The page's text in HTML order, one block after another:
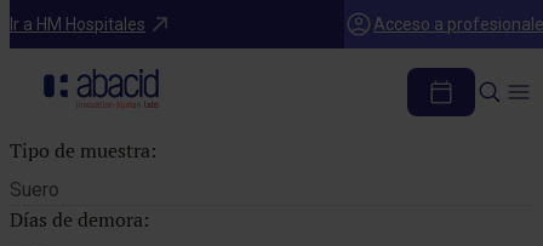
Ir a HM Hospitales Acceso a
Catálogo de pruebas
AC. IGG ANTI RETICULINA
Tipo de muestra:
Suero
Días de demora: